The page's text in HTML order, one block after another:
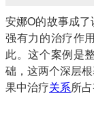
安娜O的故事成
强有力的治疗作
此。这个案例是
础，这两个深层
果中治疗关系所